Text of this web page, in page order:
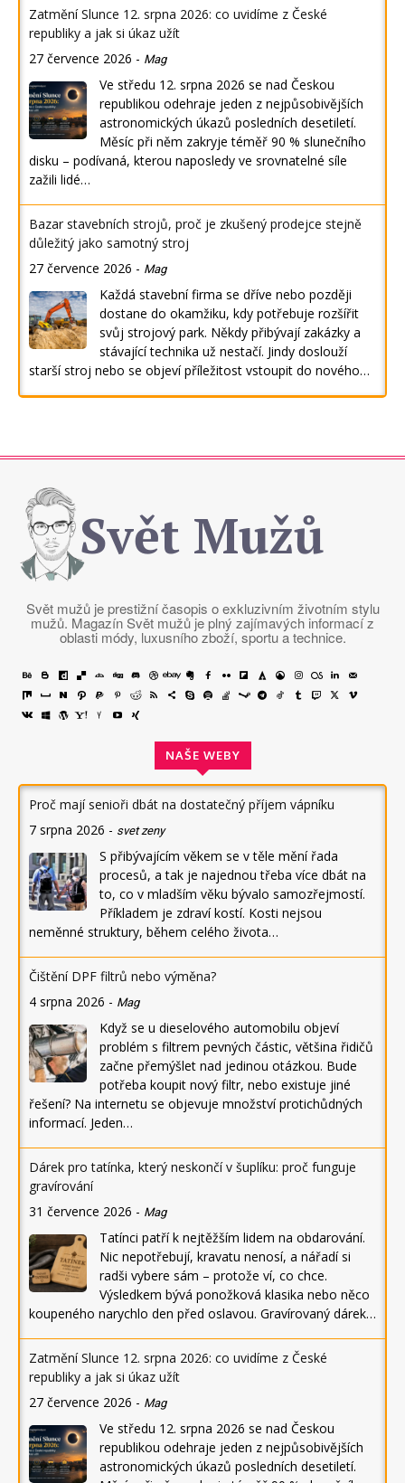
Zatmění Slunce 12. srpna 2026: co uvidíme z České
republiky a jak si úkaz užít
27 července 2026 - Mag
Ve středu 12. srpna 2026 se nad Českou
republikou odehraje jeden z nejpůsobivějších
astronomických úkazů posledních desetiletí.
Měsíc při něm zakryje téměř 90 % slunečního
disku – podívaná, kterou naposledy ve srovnatelné síle
zažili lidé…
Bazar stavebních strojů, proč je zkušený prodejce stejně
důležitý jako samotný stroj
27 července 2026 - Mag
Každá stavební firma se dříve nebo později
dostane do okamžiku, kdy potřebuje rozšířit
svůj strojový park. Někdy přibývají zakázky a
stávající technika už nestačí. Jindy doslouží
starší stroj nebo se objeví příležitost vstoupit do nového…
Svět Mužů
Svět mužů je prestižní časopis o exkluzivním životním stylu
mužů. Magazín Svět mužů je plný zajímavých informací z
oblasti módy, luxusního zboží, sportu a technice.
NAŠE WEBY
Proč mají senioři dbát na dostatečný příjem vápníku
7 srpna 2026 - svet zeny
S přibývajícím věkem se v těle mění řada
procesů, a tak je najednou třeba více dbát na
to, co v mladším věku bývalo samozřejmostí.
Příkladem je zdraví kostí. Kosti nejsou
neměnné struktury, během celého života…
Čištění DPF filtrů nebo výměna?
4 srpna 2026 - Mag
Když se u dieselového automobilu objeví
problém s filtrem pevných částic, většina řidičů
začne přemýšlet nad jedinou otázkou. Bude
potřeba koupit nový filtr, nebo existuje jiné
řešení? Na internetu se objevuje množství protichůdných
informací. Jeden…
Dárek pro tatínka, který neskončí v šuplíku: proč funguje
gravírování
31 července 2026 - Mag
Tatínci patří k nejtěžším lidem na obdarování.
Nic nepotřebují, kravatu nenosí, a nářadí si
radši vybere sám – protože ví, co chce.
Výsledkem bývá ponožková klasika nebo něco
koupeného narychlo den před oslavou. Gravírovaný dárek…
Zatmění Slunce 12. srpna 2026: co uvidíme z České
republiky a jak si úkaz užít
27 července 2026 - Mag
Ve středu 12. srpna 2026 se nad Českou
republikou odehraje jeden z nejpůsobivějších
astronomických úkazů posledních desetiletí.